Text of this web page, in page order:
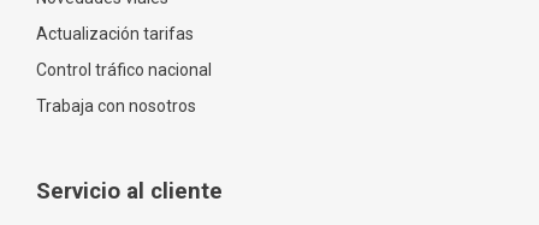
Actualización tarifas
Control tráfico nacional
Trabaja con nosotros
Servicio al cliente